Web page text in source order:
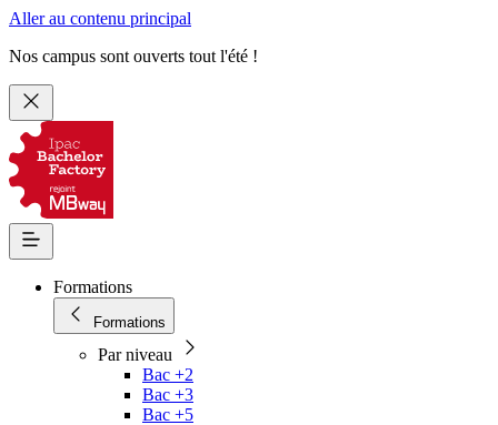
Aller au contenu principal
Nos campus sont ouverts tout l'été !
Formations
Formations
Par niveau
Bac +2
Bac +3
Bac +5